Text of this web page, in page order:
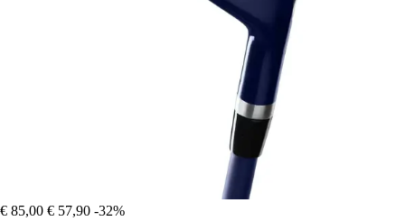
€ 85,00 € 57,90 -32%